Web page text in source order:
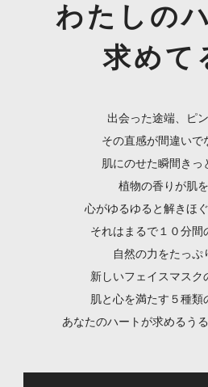
わたしの
求めて
出会った途端、ピン
その直感が間違いで
肌にのせた瞬間きっ
植物の香りが肌を
心がゆるゆると解きほ
それはまるで１０分間
自然の力をたっぷ
新しいフェイスマスク
肌と心を満たす５種類
あなたのハートが求めるう